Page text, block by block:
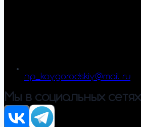
np_koygorodskiy@mail.ru
Мы в социальных сетях